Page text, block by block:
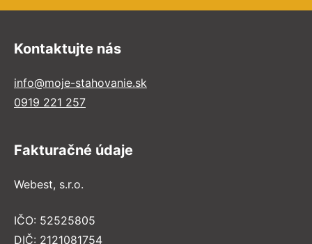
Kontaktujte nás
info@moje-stahovanie.sk
0919 221 257
Fakturačné údaje
Webest, s.r.o.
IČO: 52525805
DIČ: 2121081754